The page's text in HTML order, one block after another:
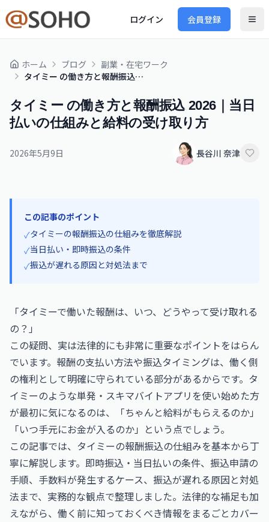
ログイン 会員登録
ホーム ブログ
副業・在宅ワーク
タイミー の働き方と報酬振込 2026｜当日払いの仕組みと給料の受け取り方
タイミー の働き方と報酬振込 2026｜当日
払いの仕組みと給料の受け取り方
2026年5月9日 長谷川 奈津
この記事のポイント
✓タイミーの報酬振込の仕組みを徹底解説
✓当日払い・即時振込の条件
✓振込が遅れる原因と対処法まで
「タイミーで働いた報酬は、いつ、どうやって受け取れる
の？」
この疑問、実は法律的にも非常に重要なポイントをはらん
でいます。報酬の支払い方法や振込タイミングは、働く側
の権利として明確に守られている部分があるからです。タ
イミーのような単発・スキマバイトアプリを使い始めた方
が最初に気になるのは、「ちゃんと給料がもらえるのか」
「いつ手元にお金が入るのか」という点でしょう。
この記事では、タイミーの報酬振込の仕組みを基本から丁
寧に解説します。即時振込・当日払いの条件、振込申請の
手順、手数料が発生するケース、振込が遅れる原因と対処
法まで、実務的な観点で整理しました。法律的な補足も加
えながら、働く前に知っておくべき情報をまるごとカバー